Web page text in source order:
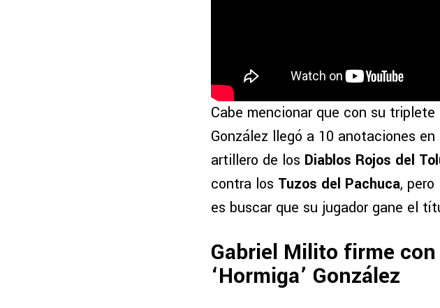
Cabe mencionar que con su
González llegó a 10 anotaciones
artillero de los Diablos Rojos del
contra los Tuzos del Pachuca,
es buscar que su jugador gane el
Gabriel Milito firme
‘Hormiga’ González